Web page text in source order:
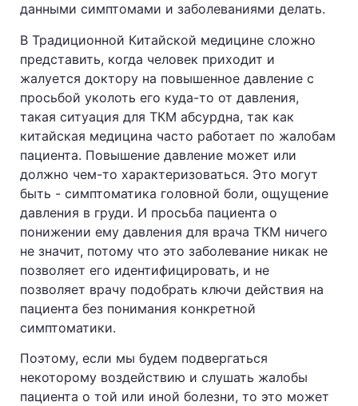
данными симптомами и заболеваниями делать.
В Традиционной Китайской медицине сложно
представить, когда человек приходит и
жалуется доктору на повышенное давление с
просьбой уколоть его куда-то от давления,
такая ситуация для ТКМ абсурдна, так как
китайская медицина часто работает по жалобам
пациента. Повышение давление может или
должно чем-то характеризоваться. Это могут
быть - симптоматика головной боли, ощущение
давления в груди. И просьба пациента о
понижении ему давления для врача ТКМ ничего
не значит, потому что это заболевание никак не
позволяет его идентифицировать, и не
позволяет врачу подобрать ключи действия на
пациента без понимания конкретной
симптоматики.
Поэтому, если мы будем подвергаться
некоторому воздействию и слушать жалобы
пациента о той или иной болезни, то это может